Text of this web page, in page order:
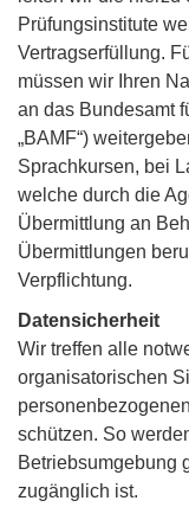
Prüfungsinstitute
Vertragserfüllung.
müssen wir Ihren
an das Bundesamt
„BAMF“)
Sprachkursen, bei
welche durch die
Übermittlung an
Übermittlungen
Verpflichtung.
Datensicherheit
Wir treffen alle
organisatorischen
schützen. So
Betriebsumgebung
zugänglich ist.